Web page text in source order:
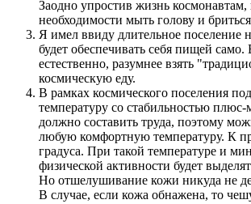
Заодно упростив жизнь космонавтам,
необходимости мыть голову и
Я имел ввиду длительное поселение
будет обеспечивать себя пищей
естественно, разумнее взять
космическую еду.
В рамках космического поселения
температуру со стабильностью плюс-
должно составить труда, поэтому
любую комфортную температуру. К
градуса. При такой температуре и
физической активности будет
Но отшелушивание кожи никуда не
В случае, если кожа обнажена, то